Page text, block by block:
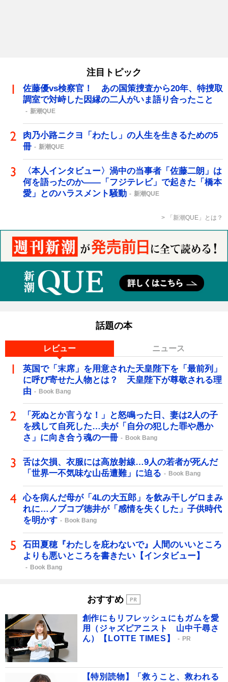
注目トピック
佐藤優vs検察官！ あの国策捜査から20年、特捜取
調室で対峙した因縁の二人がいま語り合ったこと
新潮QUE
肉乃小路ニクヨ「わたし」の人生を生きるための5
冊
新潮QUE
〈本人インタビュー〉渦中の当事者「佐藤二朗」は
何を語ったのか――「フジテレビ」で起きた「橋本
愛」とのハラスメント騒動
新潮QUE
「新潮QUE」とは？
話題の本
レビュー ニュース
英国で「末席」を用意された天皇陛下を「最前列」
に呼び寄せた人物とは？ 天皇陛下が尊敬される理
由
Book Bang
「死ぬとか言うな！」と怒鳴った日、妻は2人の子
を残して自死した…夫が「自分の犯した罪や愚か
さ」に向き合う魂の一冊
Book Bang
舌は欠損、衣服には高放射線…9人の若者が死んだ
「世界一不気味な山岳遭難」に迫る
Book Bang
心を病んだ母が「4Lの大五郎」を飲み干しゲロまみ
れに…ノブコブ徳井が「感情を失くした」子供時代
を明かす
Book Bang
石田夏穂『わたしを庇わないで』人間のいいところ
よりも悪いところを書きたい【インタビュー】
Book Bang
おすすめ
創作にもリフレッシュにもガムを愛
用（ジャズピアニスト 山中千尋さ
ん）【LOTTE TIMES】
PR
【特別読物】「救うこと、救われる